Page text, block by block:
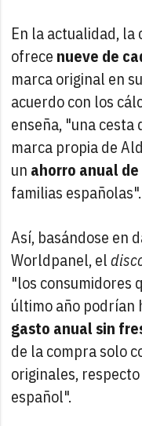
En la actualidad, la
ofrece nueve de
marca original en
acuerdo con los
enseña, "una cesta
marca propia de
un ahorro anual
familias españolas".
Así, basándose en
Worldpanel, el
"los consumidores
último año podrían
gasto anual sin
de la compra solo
originales,
español".